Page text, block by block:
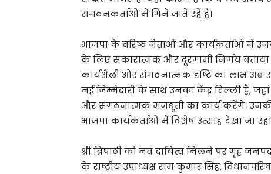
संगठनकर्ताओं में गिने जाते रहे हैं।
भाजपा के वरिष्ठ नेताओं और कार्यकर्ताओं ने
के लिए सकारात्मक और दूरगामी निर्णय बताया
कार्यशैली और संगठनात्मक दृष्टि का लाभ अब
नई जिम्मेदारी के साथ उनका केंद्र दिल्ली है,
और संगठनात्मक मजबूती का कार्य करेंगे।
भाजपा कार्यकर्ताओं में विशेष उत्साह देखा जा
श्री त्रिपाठी को नव दायित्व मिलने पर गृह
के राष्ट्रीय उपाध्यक्ष राम कुमार सिंह,